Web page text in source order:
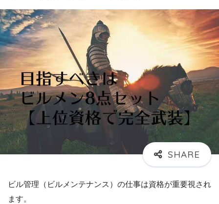
ビル管理（ビルメンテナンス）の仕事は資格が重要視され
ます。